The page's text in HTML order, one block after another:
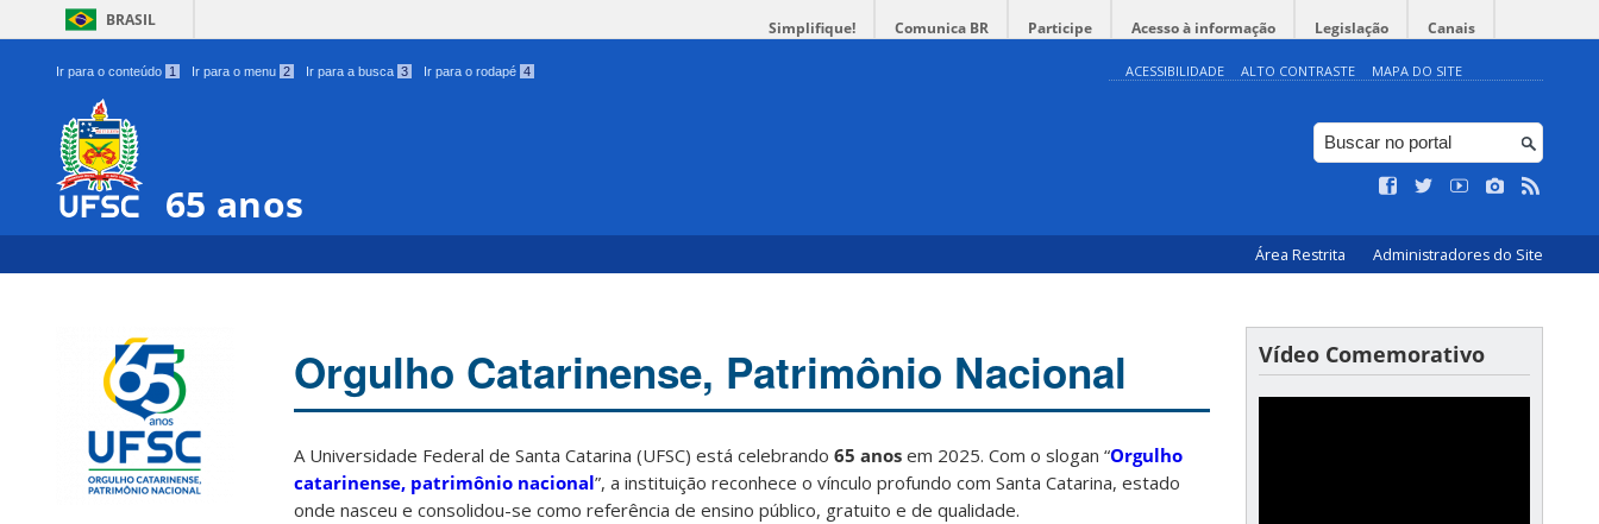
BRASIL Simplifique! Comunica BR Participe Acesso à informação Legislação Canais
Ir para o conteúdo 1 Ir para o menu 2 Ir para a busca 3 Ir para o rodapé 4 ACESSIBILIDADE ALTO CONTRASTE MAPA DO SITE
65 anos
Área Restrita Administradores do Site
Orgulho Catarinense, Patrimônio Nacional
A Universidade Federal de Santa Catarina (UFSC) está celebrando 65 anos em 2025. Com o slogan “Orgulho
catarinense, patrimônio nacional”, a instituição reconhece o vínculo profundo com Santa Catarina, estado
onde nasceu e consolidou-se como referência de ensino público, gratuito e de qualidade.
Vídeo Comemorativo